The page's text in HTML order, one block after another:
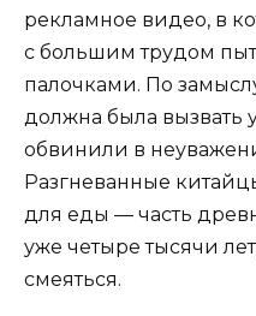
рекламное видео, в
с большим трудом
палочками. По
должна была вызвать
обвинили в
Разгневанные
для еды — часть
уже четыре тысячи
смеяться.